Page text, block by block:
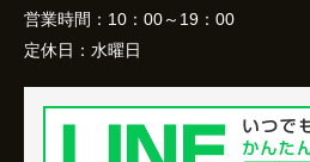
営業時間： 10：00～19：00
定休日： 水曜日